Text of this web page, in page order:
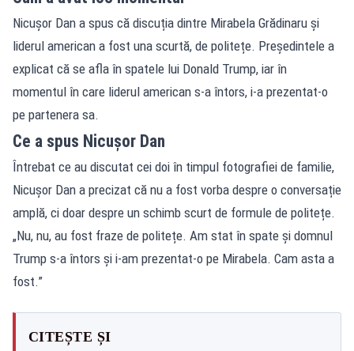
Nicușor Dan a spus că discuția dintre Mirabela Grădinaru și
liderul american a fost una scurtă, de politețe. Președintele a
explicat că se afla în spatele lui Donald Trump, iar în
momentul în care liderul american s-a întors, i-a prezentat-o
pe partenera sa.
Ce a spus Nicușor Dan
Întrebat ce au discutat cei doi în timpul fotografiei de familie,
Nicușor Dan a precizat că nu a fost vorba despre o conversație
amplă, ci doar despre un schimb scurt de formule de politețe.
„Nu, nu, au fost fraze de politețe. Am stat în spate și domnul
Trump s-a întors și i-am prezentat-o pe Mirabela. Cam asta a
fost.”
CITEȘTE ȘI